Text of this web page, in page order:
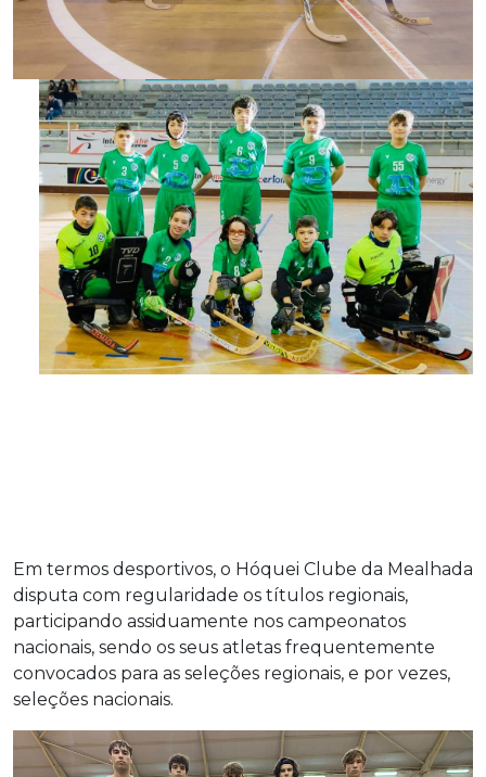
Em termos desportivos, o Hóquei Clube da Mealhada
disputa com regularidade os títulos regionais,
participando assiduamente nos campeonatos
nacionais, sendo os seus atletas frequentemente
convocados para as seleções regionais, e por vezes,
seleções nacionais.